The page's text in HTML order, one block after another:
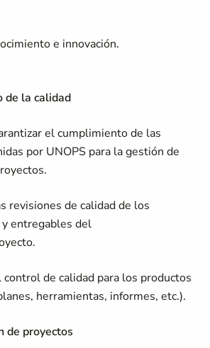
e innovación.
de la calidad
el cumplimiento de las
por UNOPS para la gestión de
revisiones de calidad de los
entregables del
de calidad para los productos
herramientas, informes, etc.).
de proyectos